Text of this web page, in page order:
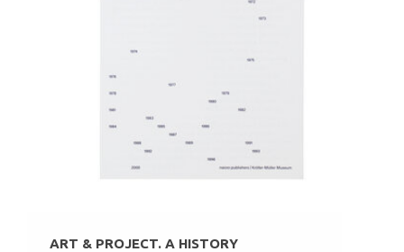
ART & PROJECT. A HISTORY